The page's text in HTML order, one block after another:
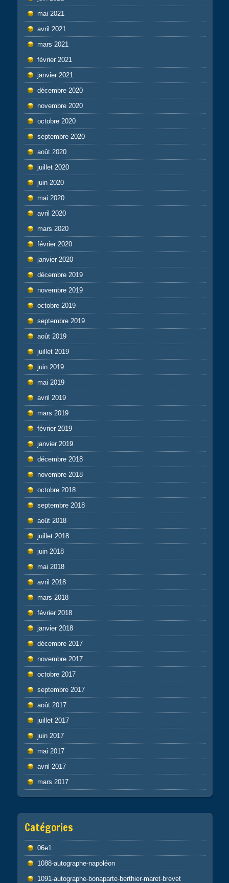
mai 2021
avril 2021
mars 2021
février 2021
janvier 2021
décembre 2020
novembre 2020
octobre 2020
septembre 2020
août 2020
juillet 2020
juin 2020
mai 2020
avril 2020
mars 2020
février 2020
janvier 2020
décembre 2019
novembre 2019
octobre 2019
septembre 2019
août 2019
juillet 2019
juin 2019
mai 2019
avril 2019
mars 2019
février 2019
janvier 2019
décembre 2018
novembre 2018
octobre 2018
septembre 2018
août 2018
juillet 2018
juin 2018
mai 2018
avril 2018
mars 2018
février 2018
janvier 2018
décembre 2017
novembre 2017
octobre 2017
septembre 2017
août 2017
juillet 2017
juin 2017
mai 2017
avril 2017
mars 2017
Catégories
06e1
1088-autographe-napoléon
1091-autographe-bonaparte-berthier-maret-brevet